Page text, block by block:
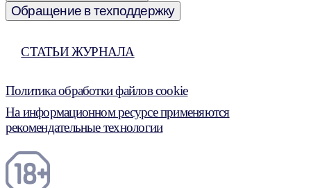
Обращение в техподдержку
СТАТЬИ ЖУРНАЛА
Политика обработки файлов cookie
На информационном ресурсе применяются
рекомендательные технологии